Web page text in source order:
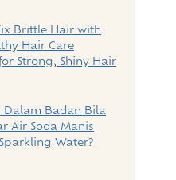
Brittle Hair with
Hair Care
Strong, Shiny Hair
Dalam Badan Bila
Air Soda Manis
Water?